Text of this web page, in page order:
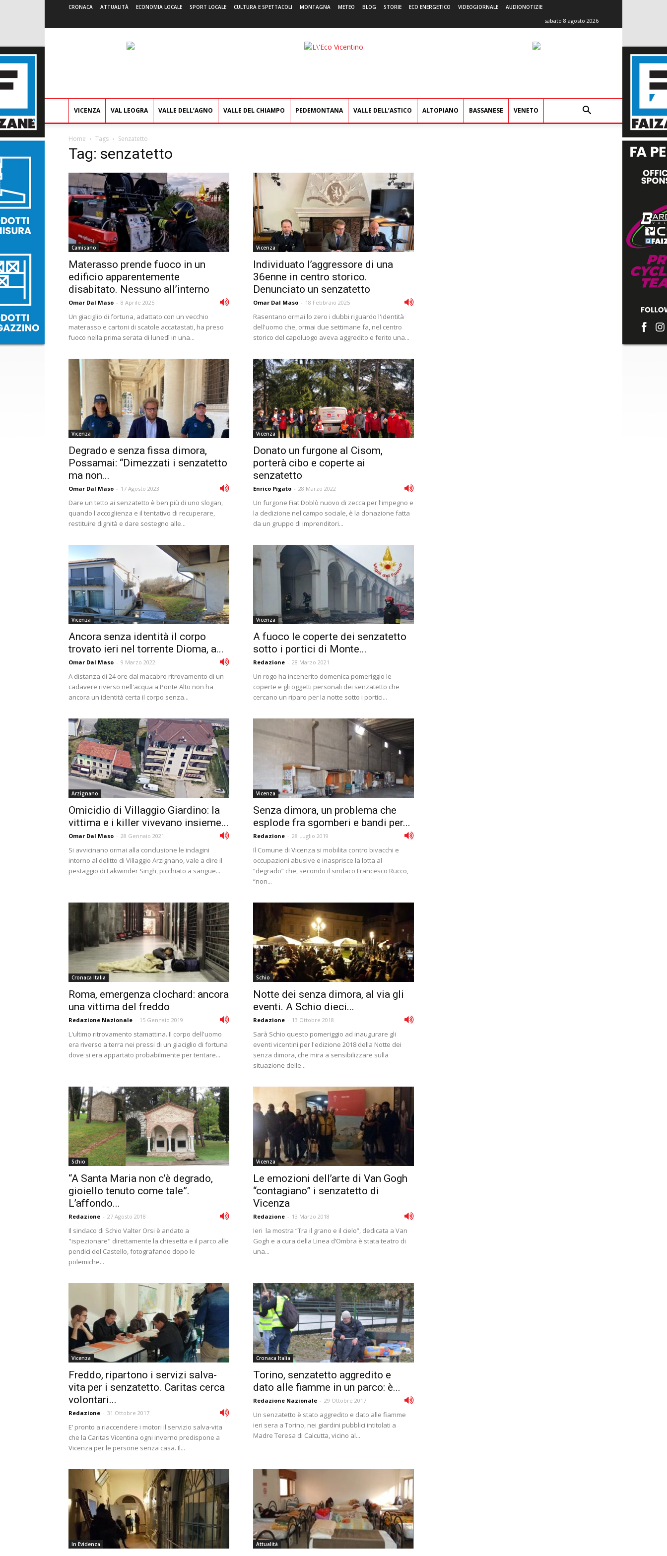
CRONACA ATTUALITÀ ECONOMIA LOCALE SPORT LOCALE CULTURA E SPETTACOLI MONTAGNA METEO BLOG STORIE ECO ENERGETICO VIDEOGIORNALE AUDIONOTIZIE
sabato 8 agosto 2026
L'Eco
VICENZA VAL LEOGRA VALLE DELL’AGNO VALLE DEL CHIAMPO PEDEMONTANA VALLE DELL’ASTICO ALTOPIANO BASSANESE VENETO
Home Tags Senzatetto
Tag: senzatetto
Camisano
Materasso prende fuoco in un
edificio apparentemente
disabitato. Nessuno all’interno
Omar Dal Maso - 8 Aprile 2025
Un giaciglio di fortuna, adattato con un vecchio
materasso e cartoni di scatole accatastati, ha preso
fuoco nella prima serata di lunedì in una...
Vicenza
Individuato l’aggressore di una
36enne in centro storico.
Denunciato un senzatetto
Omar Dal Maso - 18 Febbraio 2025
Rasentano ormai lo zero i dubbi riguardo l'identità
dell'uomo che, ormai due settimane fa, nel centro
storico del capoluogo aveva aggredito e ferito una...
Vicenza
Degrado e senza fissa dimora,
Possamai: “Dimezzati i senzatetto
ma non...
Omar Dal Maso - 17 Agosto 2023
Dare un tetto ai senzatetto è ben più di uno slogan,
quando l'accoglienza e il tentativo di recuperare,
restituire dignità e dare sostegno alle...
Vicenza
Donato un furgone al Cisom,
porterà cibo e coperte ai
senzatetto
Enrico Pigato - 28 Marzo 2022
Un furgone Fiat Doblò nuovo di zecca per l'impegno e
la dedizione nel campo sociale, è la donazione fatta
da un gruppo di imprenditori...
Vicenza
Ancora senza identità il corpo
trovato ieri nel torrente Dioma, a...
Omar Dal Maso - 9 Marzo 2022
A distanza di 24 ore dal macabro ritrovamento di un
cadavere riverso nell'acqua a Ponte Alto non ha
ancora un'identità certa il corpo senza...
Vicenza
A fuoco le coperte dei senzatetto
sotto i portici di Monte...
Redazione - 28 Marzo 2021
Un rogo ha incenerito domenica pomeriggio le
coperte e gli oggetti personali dei senzatetto che
cercano un riparo per la notte sotto i portici...
Arzignano
Omicidio di Villaggio Giardino: la
vittima e i killer vivevano insieme...
Omar Dal Maso - 28 Gennaio 2021
Si avvicinano ormai alla conclusione le indagini
intorno al delitto di Villaggio Arzignano, vale a dire il
pestaggio di Lakwinder Singh, picchiato a sangue...
Vicenza
Senza dimora, un problema che
esplode fra sgomberi e bandi per...
Redazione - 28 Luglio 2019
Il Comune di Vicenza si mobilita contro bivacchi e
occupazioni abusive e inasprisce la lotta al
“degrado” che, secondo il sindaco Francesco Rucco,
“non...
Cronaca Italia
Roma, emergenza clochard: ancora
una vittima del freddo
Redazione Nazionale - 15 Gennaio 2019
L'ultimo ritrovamento stamattina. Il corpo dell'uomo
era riverso a terra nei pressi di un giaciglio di fortuna
dove si era appartato probabilmente per tentare...
Schio
Notte dei senza dimora, al via gli
eventi. A Schio dieci...
Redazione - 13 Ottobre 2018
Sarà Schio questo pomeriggio ad inaugurare gli
eventi vicentini per l'edizione 2018 della Notte dei
senza dimora, che mira a sensibilizzare sulla
situazione delle...
Schio
“A Santa Maria non c’è degrado,
gioiello tenuto come tale”.
L’affondo...
Redazione - 27 Agosto 2018
Il sindaco di Schio Valter Orsi è andato a
"ispezionare" direttamente la chiesetta e il parco alle
pendici del Castello, fotografando dopo le
polemiche...
Vicenza
Le emozioni dell’arte di Van Gogh
“contagiano” i senzatetto di
Vicenza
Redazione - 13 Marzo 2018
Ieri la mostra “Tra il grano e il cielo”, dedicata a Van
Gogh e a cura della Linea d’Ombra è stata teatro di
una...
Vicenza
Freddo, ripartono i servizi salva-
vita per i senzatetto. Caritas cerca
volontari...
Redazione - 31 Ottobre 2017
E’ pronto a riaccendere i motori il servizio salva-vita
che la Caritas Vicentina ogni inverno predispone a
Vicenza per le persone senza casa. Il...
Cronaca Italia
Torino, senzatetto aggredito e
dato alle fiamme in un parco: è...
Redazione Nazionale - 29 Ottobre 2017
Un senzatetto è stato aggredito e dato alle fiamme
ieri sera a Torino, nei giardini pubblici intitolati a
Madre Teresa di Calcutta, vicino al...
In Evidenza Attualità